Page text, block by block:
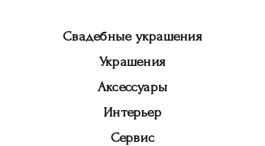
Свадебные украшения
Украшения
Аксессуары
Интерьер
Сервис